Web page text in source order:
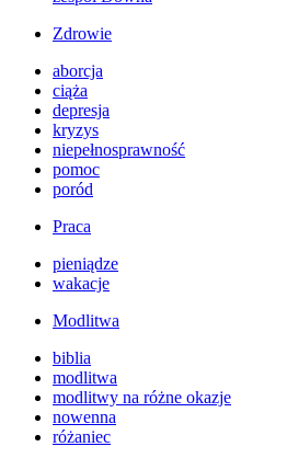
Zdrowie
aborcja
ciąża
depresja
kryzys
niepełnosprawność
pomoc
poród
Praca
pieniądze
wakacje
Modlitwa
biblia
modlitwa
modlitwy na różne okazje
nowenna
różaniec